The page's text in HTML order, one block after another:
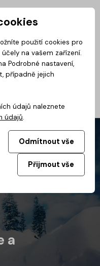
Privátní zóna
CoolDialog Podcast
a
použití cookies pro
na vašem zařízení.
Podrobné nastavení,
případně jejich
údajů naleznete
údajů.
Odmítnout vše
Přijmout vše